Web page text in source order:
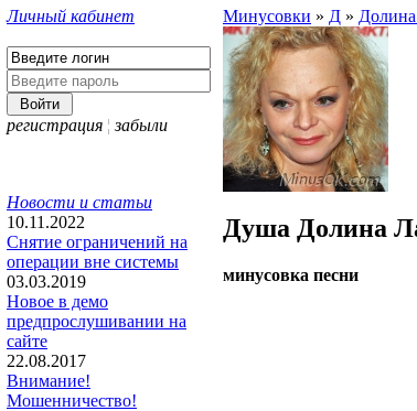
Личный кабинет
регистрация ¦ забыли
Новости и статьи
10.11.2022
Снятие ограничений на
операции вне системы
03.03.2019
Новое в демо
предпрослушивании на
сайте
22.08.2017
Внимание!
Мошенничество!
Минусовки » Д »
Душа Долина
минусовка песни